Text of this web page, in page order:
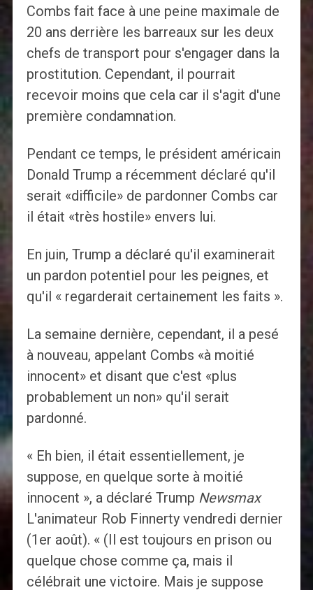
Combs fait face à une peine maximale de
20 ans derrière les barreaux sur les deux
chefs de transport pour s'engager dans la
prostitution. Cependant, il pourrait
recevoir moins que cela car il s'agit d'une
première condamnation.
Pendant ce temps, le président américain
Donald Trump a récemment déclaré qu'il
serait «difficile» de pardonner Combs car
il était «très hostile» envers lui.
En juin, Trump a déclaré qu'il examinerait
un pardon potentiel pour les peignes, et
qu'il « regarderait certainement les faits ».
La semaine dernière, cependant, il a pesé
à nouveau, appelant Combs «à moitié
innocent» et disant que c'est «plus
probablement un non» qu'il serait
pardonné.
« Eh bien, il était essentiellement, je
suppose, en quelque sorte à moitié
innocent », a déclaré Trump Newsmax
L'animateur Rob Finnerty vendredi dernier
(1er août). « (Il est toujours en prison ou
quelque chose comme ça, mais il
célébrait une victoire. Mais je suppose